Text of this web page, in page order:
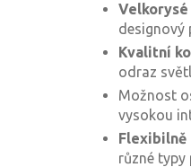
designový
Kvalitní
odraz
Možnost
vysokou
Flexibilně
různé typy